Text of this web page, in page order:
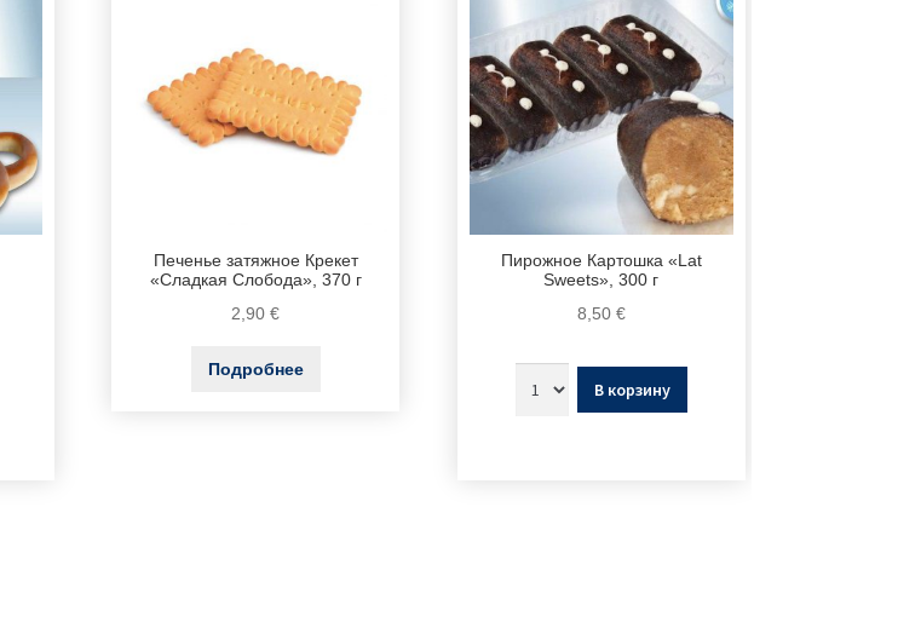
Печенье затяжное Крекет
«Сладкая Слобода», 370 г
2,90€
Подробнее
Пирожное Картошка «Lat
Sweets», 300 г
8,50 €
В корзину